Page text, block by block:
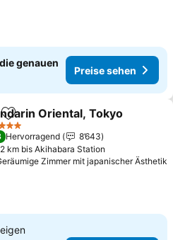
genauen
Preise sehen
Zu Favoriten hinzufügen
Oriental, Tokyo
Hervorragend
8’643
km bis Akihabara Station
Zimmer mit japanischer Ästhetik